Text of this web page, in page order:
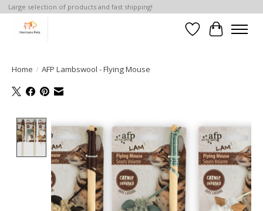
Large selection of products and fast shipping!
Verlanglijst
Home / AFP Lambswool - Flying Mouse
Product image slideshow Items